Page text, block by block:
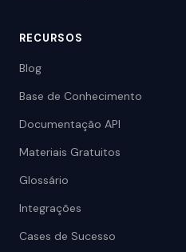
RECURSOS
Blog
Base de Conhecimento
Documentação API
Materiais Gratuitos
Glossário
Integrações
Cases de Sucesso